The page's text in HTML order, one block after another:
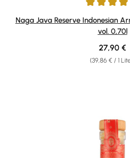
Durchschnittliche Bewertung von
Naga Java Reserve Indonesian
vol. 0,70l
(39,86 € / 1
27,90 €